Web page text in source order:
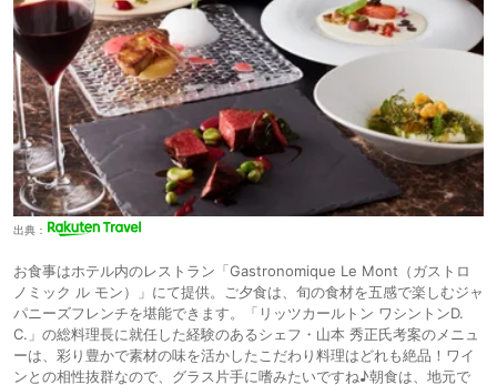
出典：
お食事はホテル内のレストラン「Gastronomique Le Mont（ガストロ
ノミック ル モン）」にて提供。ご夕食は、旬の食材を五感で楽しむジャ
パニーズフレンチを堪能できます。「リッツカールトン ワシントンD.
C.」の総料理長に就任した経験のあるシェフ・山本 秀正氏考案のメニュ
ーは、彩り豊かで素材の味を活かしたこだわり料理はどれも絶品！ワイ
ンとの相性抜群なので、グラス片手に嗜みたいですね♪朝食は、地元で